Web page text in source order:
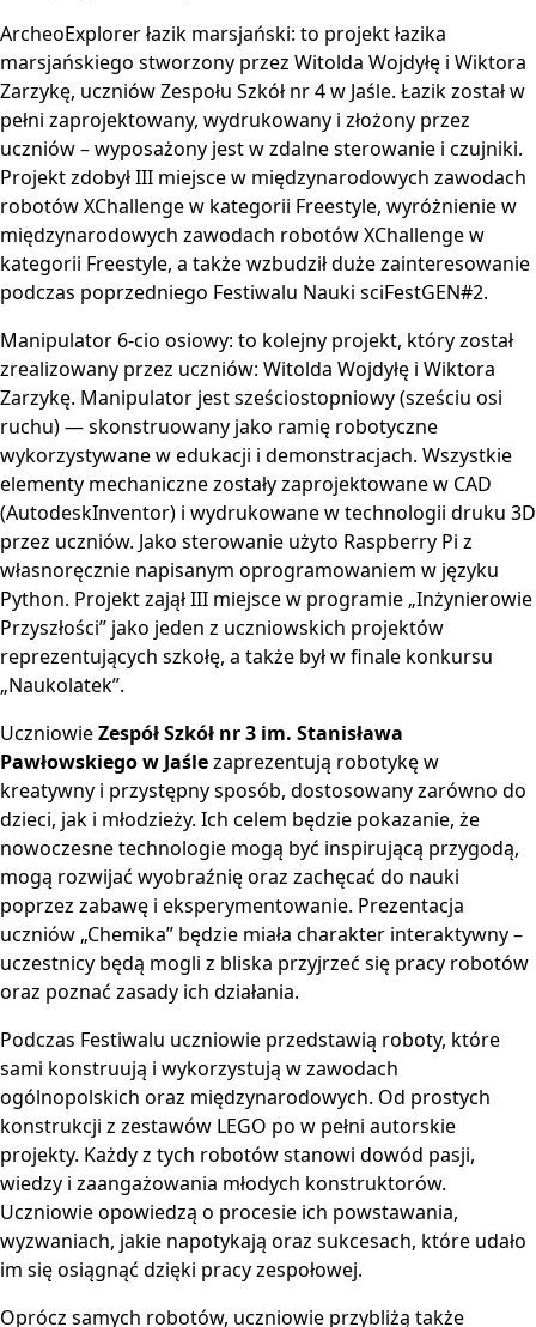
ArcheoExplorer łazik marsjański: to projekt łazika
marsjańskiego stworzony przez Witolda Wojdyłę i Wiktora
Zarzykę, uczniów Zespołu Szkół nr 4 w Jaśle. Łazik został w
pełni zaprojektowany, wydrukowany i złożony przez
uczniów – wyposażony jest w zdalne sterowanie i czujniki.
Projekt zdobył III miejsce w międzynarodowych zawodach
robotów XChallenge w kategorii Freestyle, wyróżnienie w
międzynarodowych zawodach robotów XChallenge w
kategorii Freestyle, a także wzbudził duże zainteresowanie
podczas poprzedniego Festiwalu Nauki sciFestGEN#2.
Manipulator 6-cio osiowy: to kolejny projekt, który został
zrealizowany przez uczniów: Witolda Wojdyłę i Wiktora
Zarzykę. Manipulator jest sześciostopniowy (sześciu osi
ruchu) — skonstruowany jako ramię robotyczne
wykorzystywane w edukacji i demonstracjach. Wszystkie
elementy mechaniczne zostały zaprojektowane w CAD
(AutodeskInventor) i wydrukowane w technologii druku 3D
przez uczniów. Jako sterowanie użyto Raspberry Pi z
własnoręcznie napisanym oprogramowaniem w języku
Python. Projekt zajął III miejsce w programie „Inżynierowie
Przyszłości” jako jeden z uczniowskich projektów
reprezentujących szkołę, a także był w finale konkursu
„Naukolatek”.
UczniowieZespół Szkół nr 3 im. Stanisława
Pawłowskiego w Jaślezaprezentują robotykę w
kreatywny i przystępny sposób, dostosowany zarówno do
dzieci, jak i młodzieży. Ich celem będzie pokazanie, że
nowoczesne technologie mogą być inspirującą przygodą,
mogą rozwijać wyobraźnię oraz zachęcać do nauki
poprzez zabawę i eksperymentowanie. Prezentacja
uczniów „Chemika” będzie miała charakter interaktywny –
uczestnicy będą mogli z bliska przyjrzeć się pracy robotów
oraz poznać zasady ich działania.
Podczas Festiwalu uczniowie przedstawią roboty, które
sami konstruują i wykorzystują w zawodach
ogólnopolskich oraz międzynarodowych. Od prostych
konstrukcji z zestawów LEGO po w pełni autorskie
projekty. Każdy z tych robotów stanowi dowód pasji,
wiedzy i zaangażowania młodych konstruktorów.
Uczniowie opowiedzą o procesie ich powstawania,
wyzwaniach, jakie napotykają oraz sukcesach, które udało
im się osiągnąć dzięki pracy zespołowej.
Oprócz samych robotów, uczniowie przybliżą także